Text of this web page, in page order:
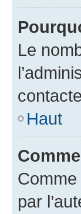
Le
Haut
par